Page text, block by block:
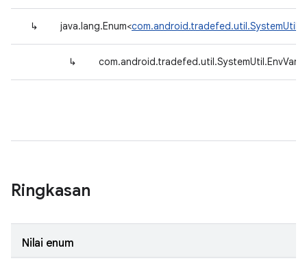
↳ java.lang.Enum<
↳
Ringkasan
Nilai enum